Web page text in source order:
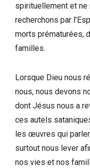
spirituellement et ne
recherchons par
morts prématurées,
familles.
Lorsque Dieu nous
nous, nous devons
dont Jésus nous a
ces autels
les œuvres qui
surtout nous lever
nos vies et nos